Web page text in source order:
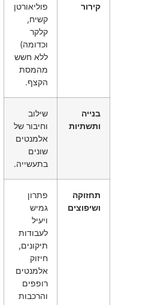
קירור
פוליאורטן
קשיח,
קלקר
וכדומה)
ללא חשש
מהמסת
הקצף.
בנייה
ותשתיות
שילוב
וחיבור של
אלמנטים
שונים
בתעשייה.
תחזוקה
ושיפוצים
פתרון
גמיש
ויעיל
לעבודות
תיקונים,
חיזוק
אלמנטים
רופפים
והרכבות